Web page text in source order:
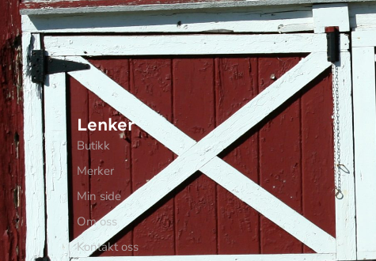
Lenker
Butikk
Merker
Min side
Om oss
Kontakt oss